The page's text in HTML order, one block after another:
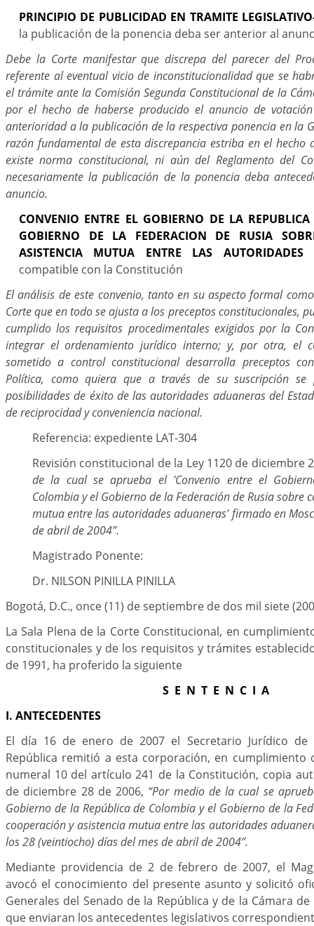
PRINCIPIO DE PUBLICIDAD EN TRAMITE
la publicación de la ponencia deba ser anterior al
Debe la Corte manifestar que discrepa del parecer del
referente al eventual vicio de inconstitucionalidad que se
el trámite ante la Comisión Segunda Constitucional de la
por el hecho de haberse producido el anuncio de
anterioridad a la publicación de la respectiva ponencia en la
razón fundamental de esta discrepancia estriba en el hecho
existe norma constitucional, ni aún del Reglamento del
necesariamente la publicación de la ponencia deba
anuncio.
CONVENIO ENTRE EL GOBIERNO DE LA
GOBIERNO DE LA FEDERACION DE RUSIA
ASISTENCIA MUTUA ENTRE LAS AUTORIDADES
compatible con la Constitución
El análisis de este convenio, tanto en su aspecto formal
Corte que en todo se ajusta a los preceptos constitucionales,
cumplido los requisitos procedimentales exigidos por la
integrar el ordenamiento jurídico interno; y, por otra, el
sometido a control constitucional desarrolla preceptos
Política, como quiera que a través de su suscripción se
posibilidades de éxito de las autoridades aduaneras del
de reciprocidad y conveniencia nacional.
Referencia: expediente LAT-304
Revisión constitucional de la Ley 1120 de diciembre
de la cual se aprueba el 'Convenio entre el
Colombia y el Gobierno de la Federación de Rusia sobre
mutua entre las autoridades aduaneras' firmado en
de abril de 2004”.
Magistrado Ponente:
Dr. NILSON PINILLA PINILLA
Bogotá, D.C., once (11) de septiembre de dos mil siete
La Sala Plena de la Corte Constitucional, en
constitucionales y de los requisitos y trámites
de 1991, ha proferido la siguiente
S E N T E N C I A
I. ANTECEDENTES
El día 16 de enero de 2007 el Secretario Jurídico de
República remitió a esta corporación, en cumplimiento
numeral 10 del artículo 241 de la Constitución, copia
de diciembre 28 de 2006, “Por medio de la cual se
Gobierno de la República de Colombia y el Gobierno de la
cooperación y asistencia mutua entre las autoridades
los 28 (veintiocho) días del mes de abril de 2004”.
Mediante providencia de 2 de febrero de 2007, el
avocó el conocimiento del presente asunto y solicitó
Generales del Senado de la República y de la Cámara
que enviaran los antecedentes legislativos